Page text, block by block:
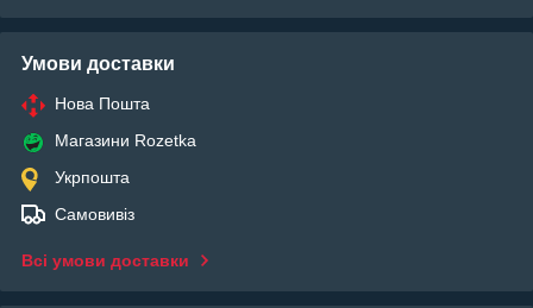
Умови доставки
Нова Пошта
Магазини Rozetka
Укрпошта
Самовивіз
Всі умови доставки